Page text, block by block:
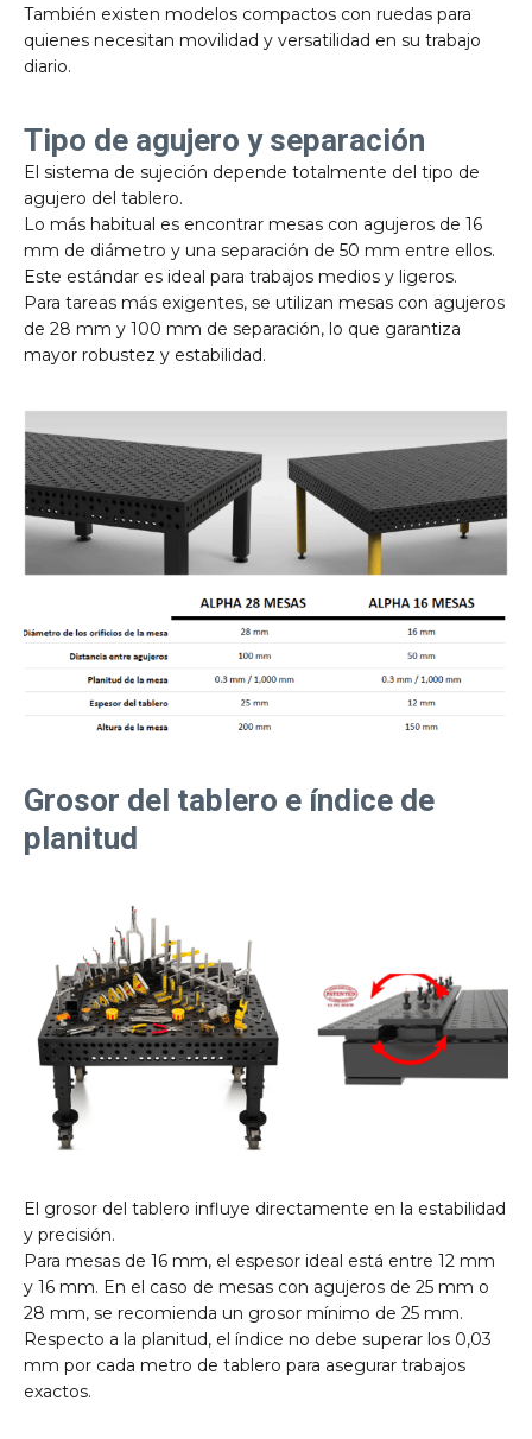
También existen modelos compactos con ruedas para
quienes necesitan movilidad y versatilidad en su trabajo
diario.
Tipo de agujero y separación
El sistema de sujeción depende totalmente del tipo de
agujero del tablero.
Lo más habitual es encontrar mesas con agujeros de 16
mm de diámetro y una separación de 50 mm entre ellos.
Este estándar es ideal para trabajos medios y ligeros.
Para tareas más exigentes, se utilizan mesas con agujeros
de 28 mm y 100 mm de separación, lo que garantiza
mayor robustez y estabilidad.
Grosor del tablero e índice de
planitud
El grosor del tablero influye directamente en la estabilidad
y precisión.
Para mesas de 16 mm, el espesor ideal está entre 12 mm
y 16 mm. En el caso de mesas con agujeros de 25 mm o
28 mm, se recomienda un grosor mínimo de 25 mm.
Respecto a la planitud, el índice no debe superar los 0,03
mm por cada metro de tablero para asegurar trabajos
exactos.